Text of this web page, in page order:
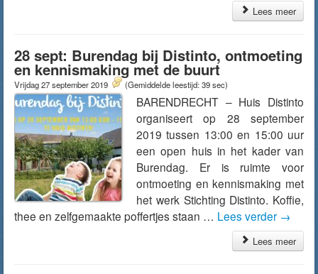
Lees meer
28 sept: Burendag bij Distinto, ontmoeting
en kennismaking met de buurt
Vrijdag 27 september 2019 (Gemiddelde leestijd: 39 sec)
BARENDRECHT – Huis Distinto
organiseert op 28 september
2019 tussen 13:00 en 15:00 uur
een open huis in het kader van
Burendag. Er is ruimte voor
ontmoeting en kennismaking met
het werk Stichting Distinto. Koffie,
thee en zelfgemaakte poffertjes staan … Lees verder →
Lees meer